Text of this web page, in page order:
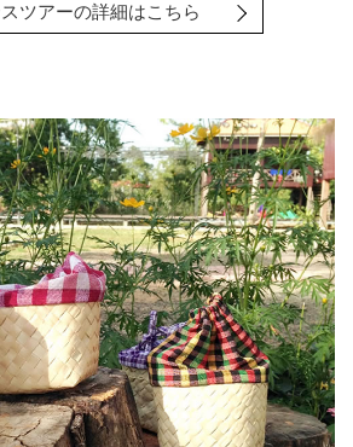
ツアーの詳細はこちら